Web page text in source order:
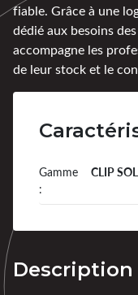
fiable. Grâce à une
dédié aux besoins des
accompagne les
de leur stock et le
Gamme
:
CLIP